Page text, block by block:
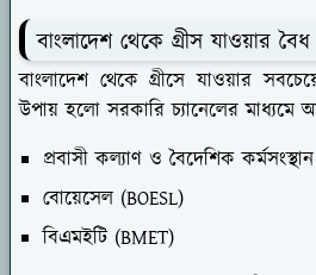
বাংলাদেশ থেকে গ্রীস যাওয়ার
বাংলাদেশ থেকে গ্রীসে যাওয়ার
উপায় হলো সরকারি চ্যানেলের মাধ্যমে
প্রবাসী কল্যাণ ও বৈদেশিক কর্মসংস্থান
বোয়েসেল (BOESL)
বিএমইটি (BMET)